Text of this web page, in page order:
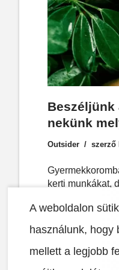
A weboldalon
használunk, hogy
mellett a legjobb
Beszéljünk
nekünk
Outsider szerző
kerti munkákat,
hetedik emeleti
járdaszegély
vonulni
tűnik azért,…